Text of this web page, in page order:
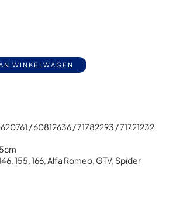
WINKELWAGEN
/ 60812636 / 71782293 / 71721232
,155,166,Alfa Romeo, GTV, Spider